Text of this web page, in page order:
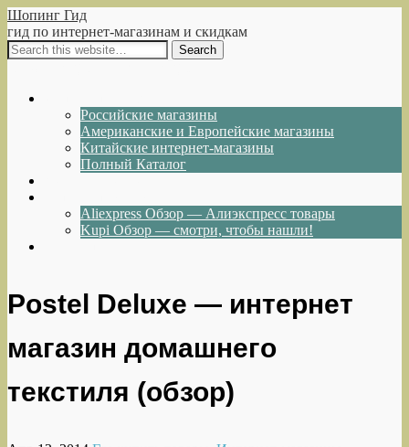
Шопинг Гид
гид по интернет-магазинам и скидкам
Российские магазины
Американские и Европейские магазины
Китайские интернет-магазины
Полный Каталог
Aliexpress Обзор — Алиэкспресс товары
Kupi Обзор — смотри, чтобы нашли!
Postel Deluxe — интернет
магазин домашнего
текстиля (обзор)